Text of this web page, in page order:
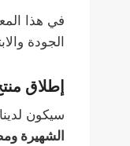
الجودة
إطلاق
سيكون
الشهيرة